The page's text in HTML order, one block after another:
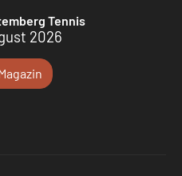
Tennis
2026